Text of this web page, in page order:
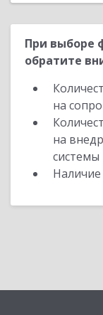
При выборе
обратите
на
на
системы
Наличие